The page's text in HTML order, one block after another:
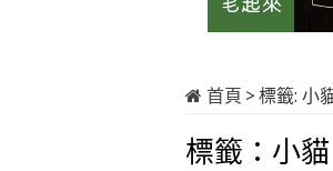
首頁 > 標籤: 小
標籤： 小貓